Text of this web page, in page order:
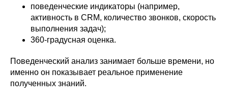
поведенческие индикаторы (например,
активность в CRM, количество звонков, скорость
выполнения задач);
360-градусная оценка.
Поведенческий анализ занимает больше времени, но
именно он показывает реальное применение
полученных знаний.